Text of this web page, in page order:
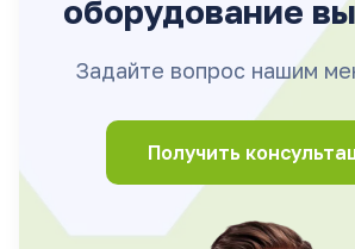
оборудование
Задайте вопрос нашим
Получить